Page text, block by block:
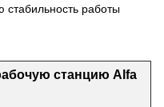
работы
станцию Alfa